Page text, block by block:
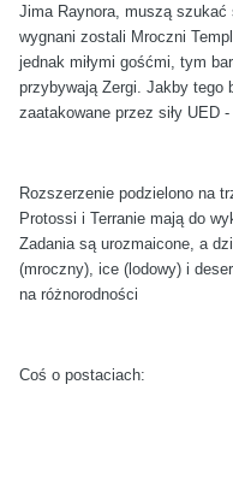
Jima Raynora, muszą szukać
wygnani zostali Mroczni
jednak miłymi gośćmi, tym
przybywają Zergi. Jakby tego
zaatakowane przez siły UED
Rozszerzenie podzielono na
Protossi i Terranie mają do
Zadania są urozmaicone, a
(mroczny), ice (lodowy) i
na różnorodności
Coś o postaciach: